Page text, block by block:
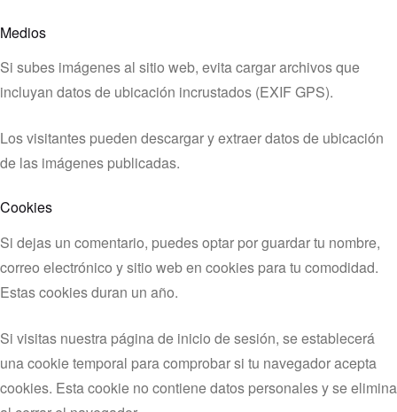
Medios
Si subes imágenes al sitio web, evita cargar archivos que
incluyan datos de ubicación incrustados (EXIF GPS).
Los visitantes pueden descargar y extraer datos de ubicación
de las imágenes publicadas.
Cookies
Si dejas un comentario, puedes optar por guardar tu nombre,
correo electrónico y sitio web en cookies para tu comodidad.
Estas cookies duran un año.
Si visitas nuestra página de inicio de sesión, se establecerá
una cookie temporal para comprobar si tu navegador acepta
cookies. Esta cookie no contiene datos personales y se elimina